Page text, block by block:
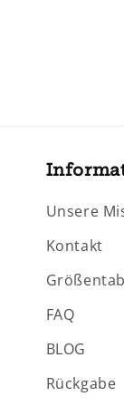
Unsere
Kontakt
FAQ
BLOG
Rückgabe